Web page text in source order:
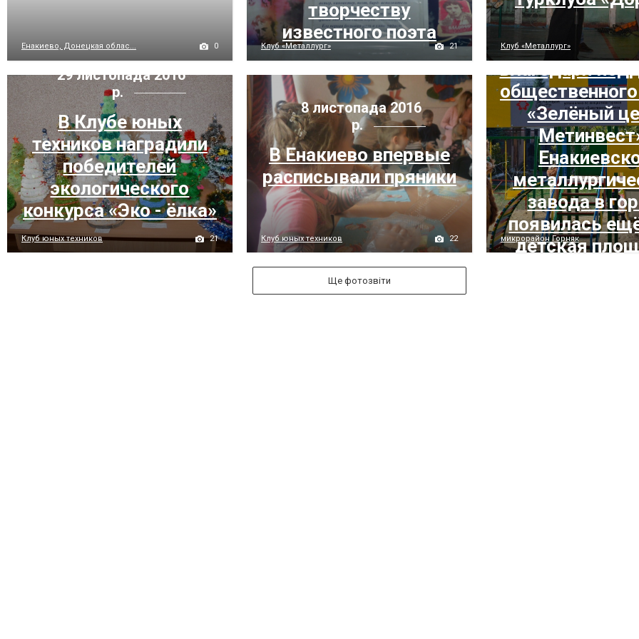
Енакиево, Донецкая облас... 0
творчеству
известного поэта
Клуб «Металлург» 21 Клуб «Металлург»
29 листопада 2016
р.
В Клубе юных
техников наградили
победителей
экологического
конкурса «Эко - ёлка»
Клуб юных техников 21
8 листопада 2016
р.
В Енакиево впервые
расписывали пряники
Клуб юных техников 22
18 жовтня
«Зелёный
завода в
появилась
детская
микрорайон Горняк
Ще фотозвіти